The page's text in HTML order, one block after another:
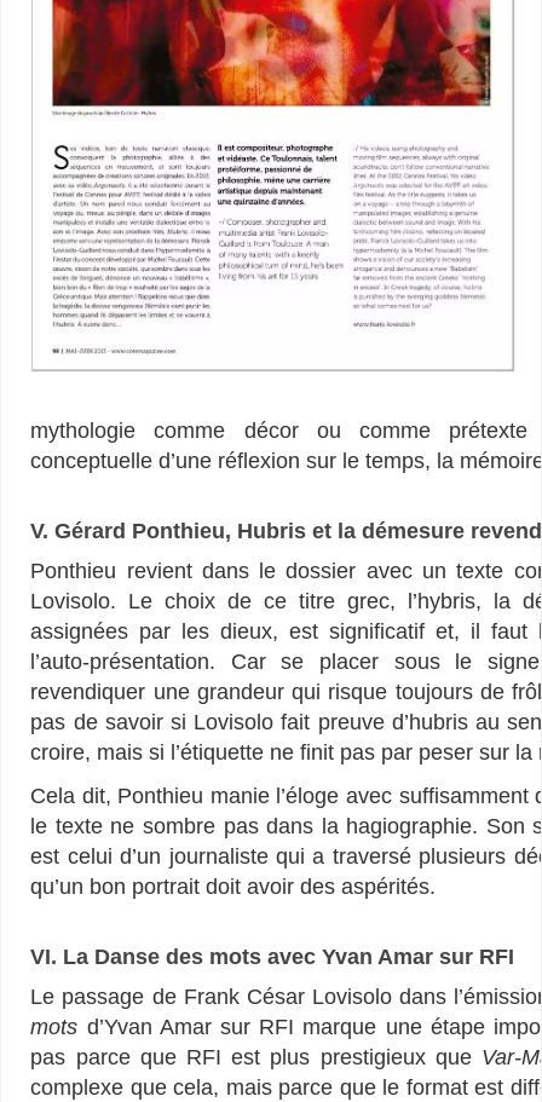
mythologie comme décor ou comme prétexte
conceptuelle d’une réflexion sur le temps, la
V. Gérard Ponthieu, Hubris et la démesure
Ponthieu revient dans le dossier avec un texte
Lovisolo. Le choix de ce titre grec, l’hybris, la
assignées par les dieux, est significatif et, il faut
l’auto-présentation. Car se placer sous le
revendiquer une grandeur qui risque toujours de
pas de savoir si Lovisolo fait preuve d’hubris au
croire, mais si l’étiquette ne finit pas par peser sur
Cela dit, Ponthieu manie l’éloge avec suffisamment
le texte ne sombre pas dans la hagiographie. Son
est celui d’un journaliste qui a traversé plusieurs
qu’un bon portrait doit avoir des aspérités.
VI. La Danse des mots avec Yvan Amar sur RFI
Le passage de Frank César Lovisolo dans
mots d’Yvan Amar sur RFI marque une étape
pas parce que RFI est plus prestigieux que Var-
complexe que cela, mais parce que le format est